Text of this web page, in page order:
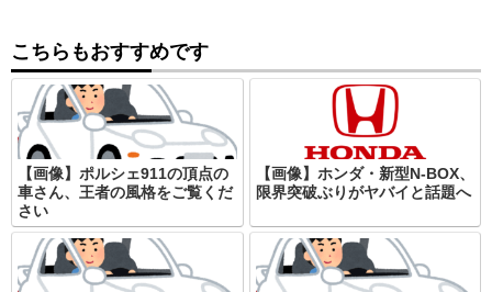
こちらもおすすめです
【画像】ポルシェ911の頂点の
車さん、王者の風格をご覧くだ
さい
【画像】ホンダ・新型N-BOX、
限界突破ぶりがヤバイと話題へ